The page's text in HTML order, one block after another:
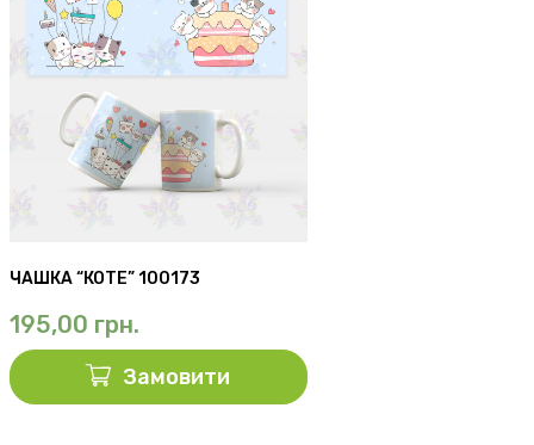
ЧАШКА “КОТЕ” 100173
195,00 грн.
Замовити